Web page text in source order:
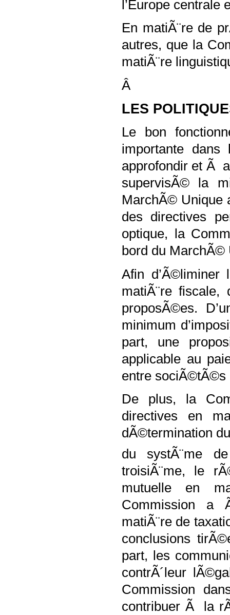
l’Europe centrale
En matiÃ¨re de
autres, que la
matiÃ¨re
Â
LES
Le bon
importante dans
approfondir et Ã
supervisÃ© la
MarchÃ© Unique
des directives
optique, la
bord du MarchÃ©
Afin d’Ã©liminer
matiÃ¨re
proposÃ©es.
minimum
part, une
applicable au
entre sociÃ©tÃ©s
De plus, la
directives en
dÃ©termination
du systÃ¨me
troisiÃ¨me, le
mutuelle en
Commission a
matiÃ¨re de
conclusions
part, les
contrÃ´leur
Commission
contribuer Ã la